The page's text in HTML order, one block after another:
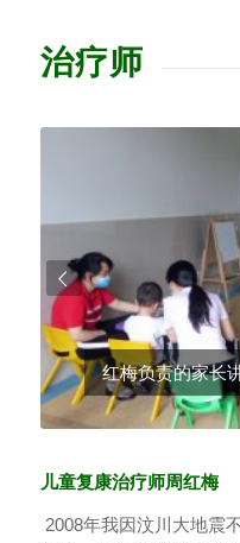
治疗师
红梅负责的家长讲座
儿童复康治疗师周红梅
2008年我因汶川大地震